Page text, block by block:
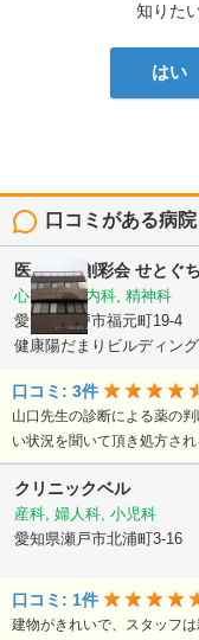
知りた
はい
口コミがある病
医療法人創彩会 せとぐ
心療内科, 内科, 精神科
愛知県瀬戸市福元町19-4
健康陽だまりビルディン
口コミ: 3件
山口先生の診断による薬の
い状況を聞いて頂き処方さ
クリニックベル
産科, 婦人科, 小児科
愛知県瀬戸市北浦町3-16
口コミ: 1件
建物がきれいで、スタッフ